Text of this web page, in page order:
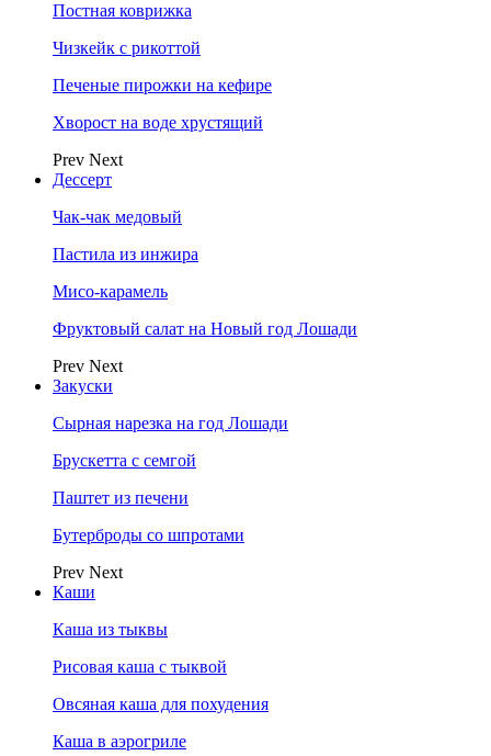
Постная коврижка
Чизкейк с рикоттой
Печеные пирожки на кефире
Хворост на воде хрустящий
Prev Next
Дессерт
Чак-чак медовый
Пастила из инжира
Мисо-карамель
Фруктовый салат на Новый год Лошади
Prev Next
Закуски
Сырная нарезка на год Лошади
Брускетта с семгой
Паштет из печени
Бутерброды со шпротами
Prev Next
Каши
Каша из тыквы
Рисовая каша с тыквой
Овсяная каша для похудения
Каша в аэрогриле